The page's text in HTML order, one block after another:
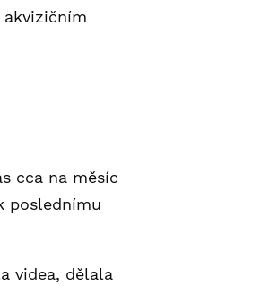
cca na měsíc
poslednímu
videa, dělala